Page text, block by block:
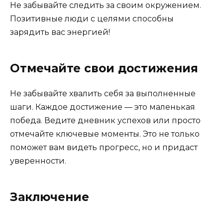
Не забывайте следить за своим окружением.
Позитивные люди с целями способны
зарядить вас энергией!
Отмечайте свои достижения
Не забывайте хвалить себя за выполненные
шаги. Каждое достижение — это маленькая
победа. Ведите дневник успехов или просто
отмечайте ключевые моменты. Это не только
поможет вам видеть прогресс, но и придаст
уверенности.
Заключение